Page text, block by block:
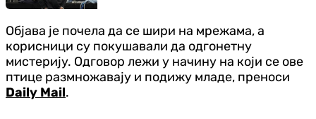
Објава је почела да се шири на мрежама, а
корисници су покушавали да одгонетну
мистерију. Одговор лежи у начину на који се ове
птице размножавају и подижу младе, преноси
Daily Mail.